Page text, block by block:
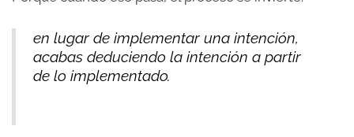
en lugar de implementar una intención,
acabas deduciendo la intención a partir
de lo implementado.